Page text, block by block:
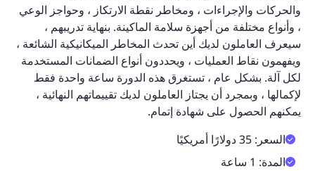
والحركات والإجراءات ، ومخاطر نقطة الارتكاز ، وحواجز الوعي
، وأنواع مختلفة من أجهزة سلامة الماكينة. بنهاية تدريبهم ،
سيعرف العاملون لديك أين تحدث المخاطر الميكانيكية الشائعة ،
ويفهمون نقاط العمليات ، ويحددون أنواع الضمانات المستخدمة
لكل آلة. بشكل عام ، تستغرق هذه الدورة ساعة واحدة فقط
لإكمالها ، وبمجرد أن يجتاز العاملون لديك تقييماتهم النهائية ،
يمكنهم الحصول على شهادة إتمام.
السعر: 35 دولارًا أمريكيًا
المدة: 1 ساعة